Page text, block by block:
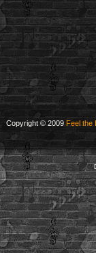
Copyright © 2009 Feel the